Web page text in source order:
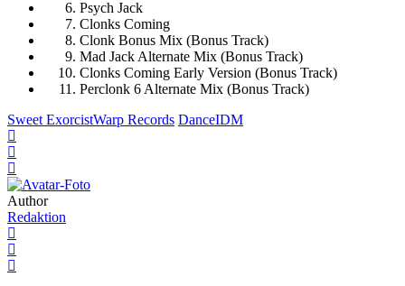
Psych Jack
Clonks Coming
Clonk Bonus Mix (Bonus Track)
Mad Jack Alternate Mix (Bonus Track)
Clonks Coming Early Version (Bonus Track)
Perclonk 6 Alternate Mix (Bonus Track)
Sweet ExorcistWarp Records DanceIDM
Author
Redaktion